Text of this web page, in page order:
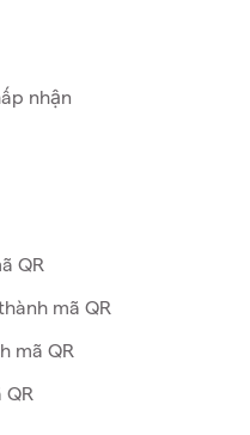
nhận
QR
mã QR
mã QR
QR